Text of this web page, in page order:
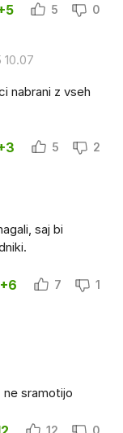
5 0
10.07
nabrani z vseh
5 2
saj bi
+6 7 1
ne sramotijo
12 0